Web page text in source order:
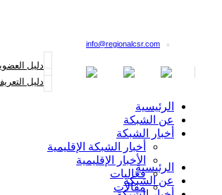
info@regionalcsr.com
دليل
دليل
الرئيسية
عن الشبكة
أخبار الشبكة
أخبار الشبكة الإقليمية
الأخبار الإقليمية
فعاليات
مقالات
الرئيسية
عن الشبكة